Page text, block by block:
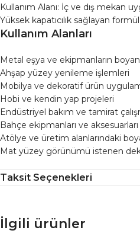
Kullanım Alanı: İç ve dış mekan
Yüksek kapatıcılık sağlayan formül
Kullanım Alanları
Metal eşya ve ekipmanların
Ahşap yüzey yenileme işlemleri
Mobilya ve dekoratif ürün
Hobi ve kendin yap projeleri
Endüstriyel bakım ve tamirat
Bahçe ekipmanları ve aksesuarları
Atölye ve üretim alanlarındaki
Mat yüzey görünümü istenen
Taksit Seçenekleri
İlgili ürünler